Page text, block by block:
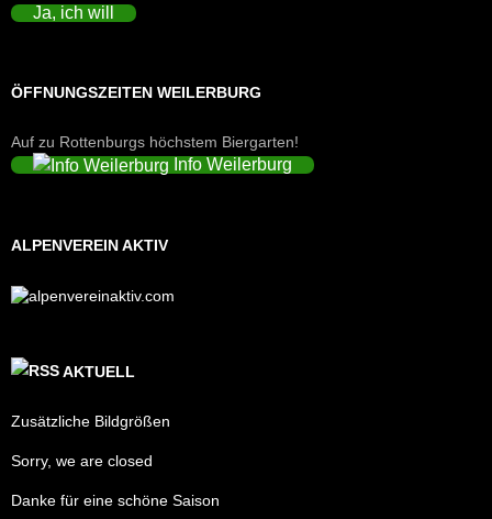
Ja, ich will
ÖFFNUNGSZEITEN WEILERBURG
Auf zu Rottenburgs höchstem Biergarten!
Info Weilerburg
ALPENVEREIN AKTIV
AKTUELL
Zusätzliche Bildgrößen
Sorry, we are closed
Danke für eine schöne Saison